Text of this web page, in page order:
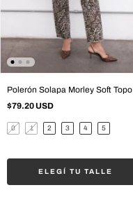
Polerón Solapa Morley Soft Topo
$79.20 USD
0 1 2 3 4 5
ELEGÍ TU TALLE